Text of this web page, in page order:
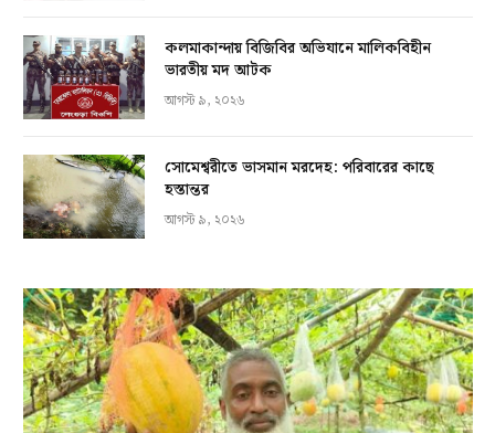
কলমাকান্দায় বিজিবির অভিযানে মালিকবিহীন
ভারতীয় মদ আটক
আগস্ট ৯, ২০২৬
সোমেশ্বরীতে ভাসমান মরদেহ: পরিবারের কাছে
হস্তান্তর
আগস্ট ৯, ২০২৬